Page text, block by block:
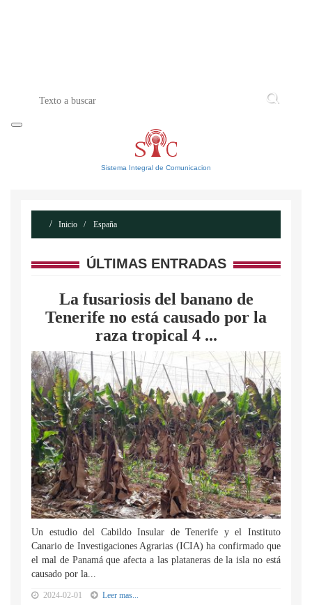
Sistema Integral de Comunicacion
Inicio España
ÚLTIMAS ENTRADAS
La fusariosis del banano de
Tenerife no está causado por la
raza tropical 4 ...
Un estudio del Cabildo Insular de Tenerife y el Instituto
Canario de Investigaciones Agrarias (ICIA) ha confirmado que
el mal de Panamá que afecta a las plataneras de la isla no está
causado por la...
2024-02-01 Leer mas...